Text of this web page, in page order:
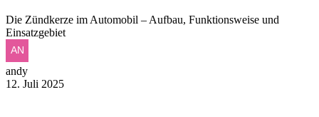
Die Zündkerze im Automobil – Aufbau, Funktionsweise und
Einsatzgebiet
andy
12. Juli 2025